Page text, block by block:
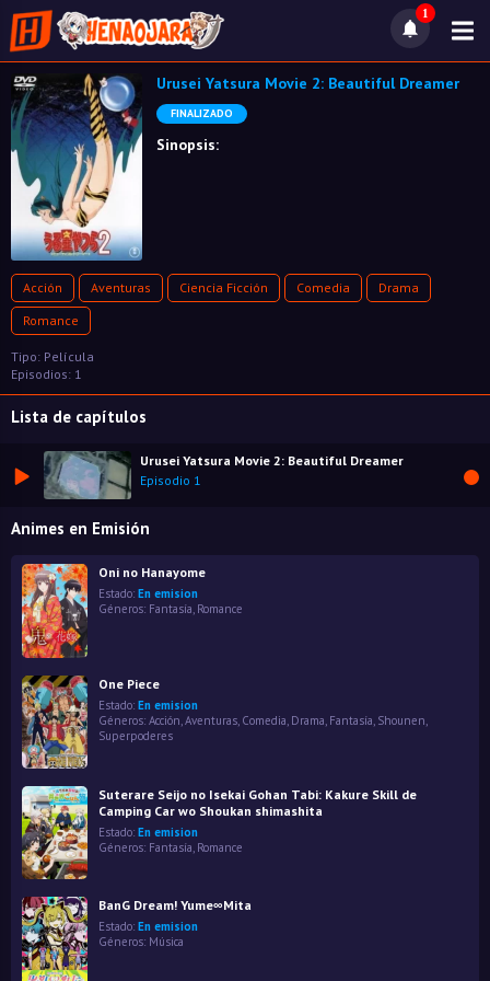
1
Urusei Yatsura Movie 2: Beautiful Dreamer
FINALIZADO
Sinopsis:
Acción Aventuras Ciencia Ficción Comedia
Drama
Romance
Tipo: Película
Episodios: 1
Lista de capítulos
Urusei Yatsura Movie 2: Beautiful Dreamer
Episodio 1
Animes en Emisión
Oni no Hanayome
Estado: En emision
Géneros: Fantasía, Romance
One Piece
Estado: En emision
Géneros: Acción Aventuras Comedia Drama Fantasía Shounen
Superpoderes
Suterare Seijo no Isekai Gohan Tabi: Kakure Skill de
Camping Car wo Shoukan shimashita
Estado: En emision
Géneros: Fantasía, Romance
BanG Dream! Yume∞Mita
Estado: En emision
Géneros: Música